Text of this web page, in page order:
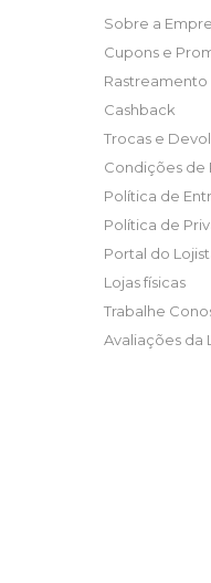
Sobre a
Cupons e
Cashback
Trocas e
Condições de
Política de
Política de
Portal do
Lojas físicas
Trabalhe
Avaliações da